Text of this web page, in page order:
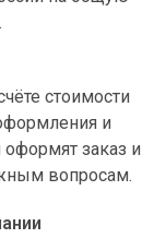
стоимости
и
заказ и
вопросам.